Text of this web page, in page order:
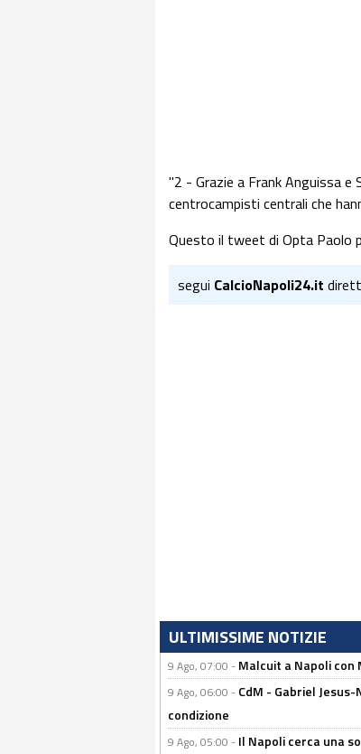
"2 - Grazie a Frank Anguissa e
centrocampisti centrali che
Questo il tweet di Opta Paolo
segui CalcioNapoli24.it
ULTIMISSIME NOTIZIE
9 Ago, 07:00 - Malcuit a Napoli
9 Ago, 06:00 - CdM - Gabriel
condizione
9 Ago, 05:00 - Il Napoli cerca una